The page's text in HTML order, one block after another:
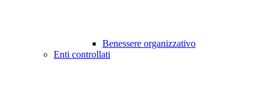
Benessere organizzativo
Enti controllati